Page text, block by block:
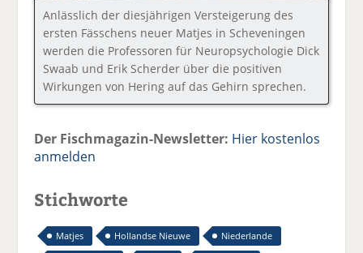
Anlässlich der diesjährigen Versteigerung des
ersten Fässchens neuer Matjes in Scheveningen
werden die Professoren für Neuropsychologie Dick
Swaab und Erik Scherder über die positiven
Wirkungen von Hering auf das Gehirn sprechen.
Der Fischmagazin-Newsletter: Hier kostenlos
anmelden
Stichworte
Matjes Hollandse Nieuwe
Niederlande